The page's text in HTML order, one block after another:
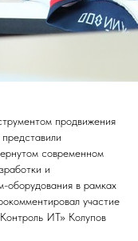
продвижения
современном
и
оборудования в рамках
участие
ИТ» Колупов
201